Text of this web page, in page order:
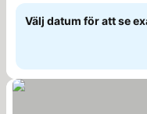
Välj datum för att se